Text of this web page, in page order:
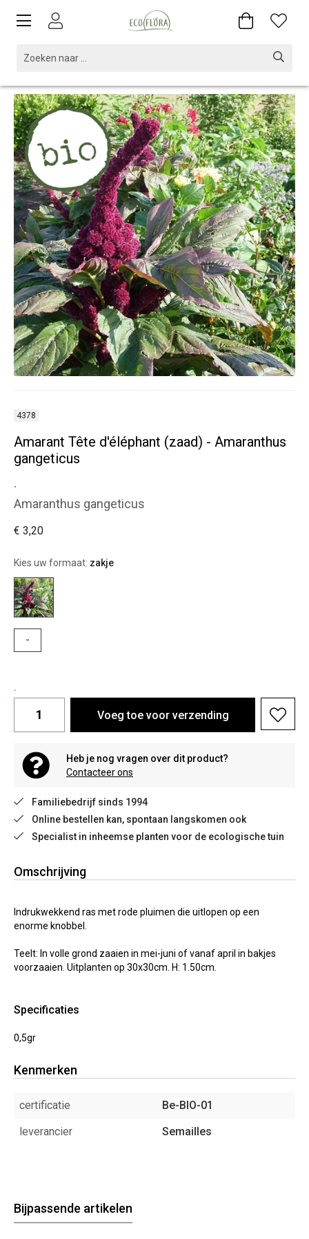
4378
Amarant Tête d'éléphant (zaad) - Amaranthus
gangeticus
.
Amaranthus gangeticus
€ 3,20
Kies uw formaat: zakje
-
.
Voeg toe voor verzending
Heb je nog vragen over dit product?
Contacteer ons
Familiebedrijf sinds 1994
Online bestellen kan, spontaan langskomen ook
Specialist in inheemse planten voor de ecologische tuin
Omschrijving
Indrukwekkend ras met rode pluimen die uitlopen op een
enorme knobbel.
Teelt: In volle grond zaaien in mei-juni of vanaf april in bakjes
voorzaaien. Uitplanten op 30x30cm. H: 1.50cm.
Specificaties
0,5gr
Kenmerken
certificatie
Be-BIO-01
leverancier
Semailles
Bijpassende artikelen